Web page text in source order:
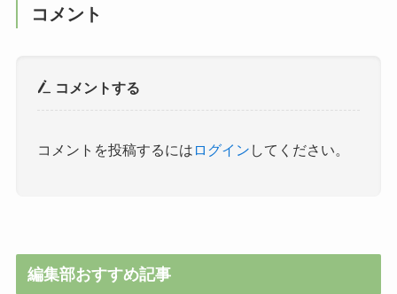
コメント
コメントする
コメントを投稿するには ログイン してください。
編集部おすすめ記事